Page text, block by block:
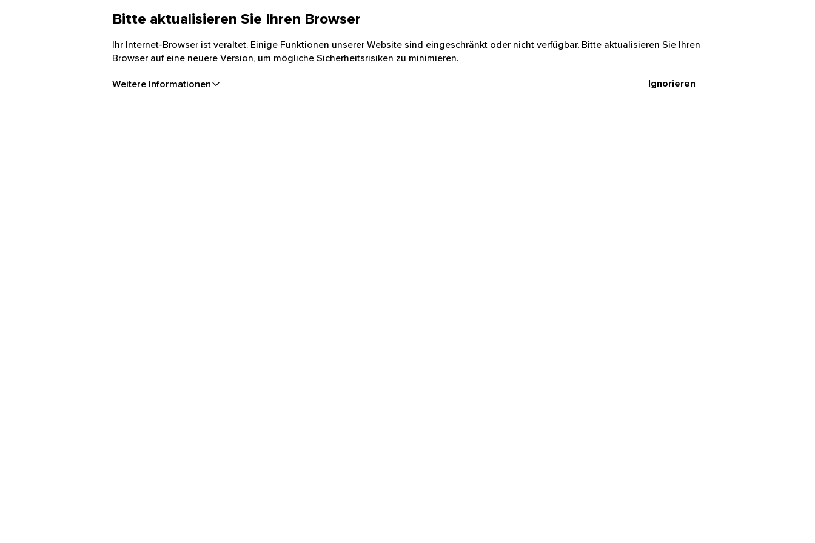
Bitte aktualisieren Sie Ihren Browser
Ihr Internet-Browser ist veraltet. Einige Funktionen unserer Website sind eingeschränkt oder nicht verfügbar. Bitte aktualisieren Sie Ihren
Browser auf eine neuere Version, um mögliche Sicherheitsrisiken zu minimieren.
Weitere Informationen Ignorieren